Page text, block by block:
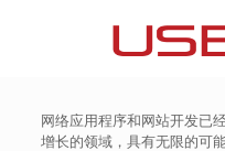
网络应用程序和网站开发已
增长的领域，具有无限的可